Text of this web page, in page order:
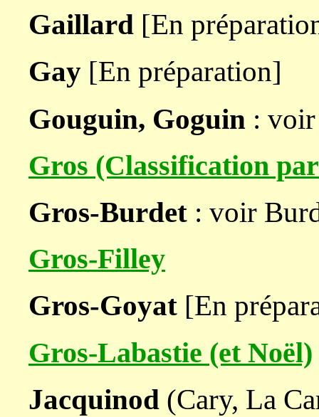
Gaillard [En
Gay [En préparation]
Gouguin, Goguin :
Gros (Classification
Gros-Burdet : voir
Gros-Filley
Gros-Goyat [En
Gros-Labastie (et Noël)
Jacquinod (Cary, La